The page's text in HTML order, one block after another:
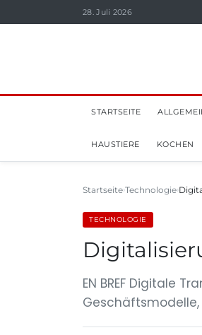
28. Juli 2026
STARTSEITE
HAUSTIERE KOCHEN
Startseite Technologie
TECHNOLOGIE
EN BREF Digitale